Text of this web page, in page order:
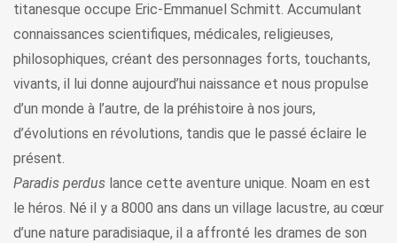
titanesque occupe Eric-Emmanuel Schmitt. Accumulant
connaissances scientifiques, médicales, religieuses,
philosophiques, créant des personnages forts, touchants,
vivants, il lui donne aujourd’hui naissance et nous propulse
d’un monde à l’autre, de la préhistoire à nos jours,
d’évolutions en révolutions, tandis que le passé éclaire le
présent.
Paradis perdus lance cette aventure unique. Noam en est
le héros. Né il y a 8000 ans dans un village lacustre, au cœur
d’une nature paradisiaque, il a affronté les drames de son